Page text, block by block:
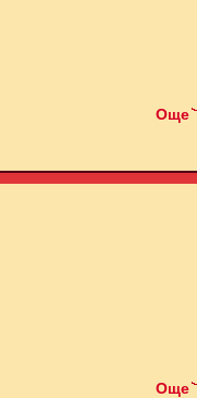
Още
Още